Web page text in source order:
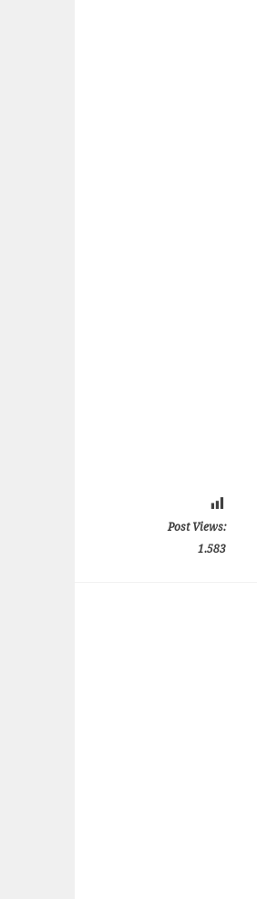
Post Views:
1.583